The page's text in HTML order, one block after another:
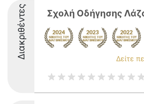
Διακριθέντες Σχολή Οδήγησης
Δείτε